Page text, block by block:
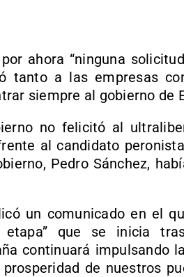
ahora “ninguna
tanto a las empresas
siempre al gobierno de
no felicitó al
al candidato
Pedro Sánchez,
un comunicado en el
que se inicia
continuará impulsando
de nuestros